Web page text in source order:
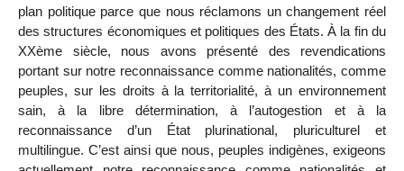
plan politique parce que nous réclamons un changement réel
des structures économiques et politiques des États. À la fin du
XXème siècle, nous avons présenté des revendications
portant sur notre reconnaissance comme nationalités, comme
peuples, sur les droits à la territorialité, à un environnement
sain, à la libre détermination, à l’autogestion et à la
reconnaissance d’un État plurinational, pluriculturel et
multilingue. C’est ainsi que nous, peuples indigènes, exigeons